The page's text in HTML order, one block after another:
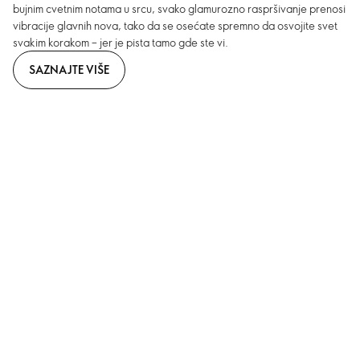
bujnim cvetnim notama u srcu, svako glamurozno raspršivanje prenosi
vibracije glavnih nova, tako da se osećate spremno da osvojite svet
svakim korakom – jer je pista tamo gde ste vi.
SAZNAJTE VIŠE